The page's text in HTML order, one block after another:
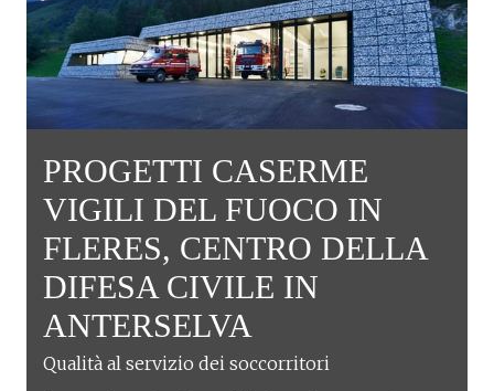
PROGETTI CASERME
VIGILI DEL FUOCO IN
FLERES, CENTRO DELLA
DIFESA CIVILE IN
ANTERSELVA
Qualità al servizio dei soccorritori